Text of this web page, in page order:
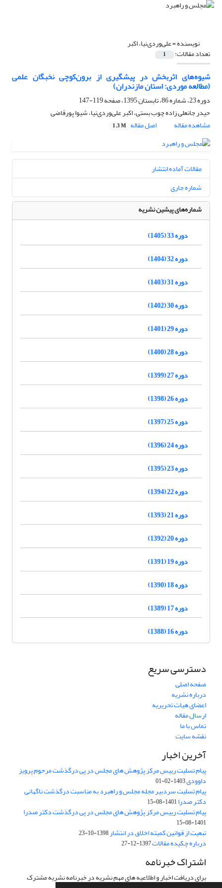
نویسنده =علی‌وردی‌نیا، اکبر
تعداد مقالات: 1
شیوه‌های اثربخش در پیشگیری از برون‌کوچی نخبگان علمی
(مطالعه موردی: استان مازندران)
دوره 23، شماره 86، تابستان 1395، صفحه
119-147
حیدر جانعلی زاده چوب بستی، اکبر علی‌وردی‌نیا، شیوا پورقاضی
مشاهده مقاله
اصل مقاله 1.3 M
مقالات آماده انتشار
شماره جاری
شماره‌های پیشین نشریه
دوره 33 (1405)
دوره 32 (1404)
دوره 31 (1403)
دوره 30 (1402)
دوره 29 (1401)
دوره 28 (1400)
دوره 27 (1399)
دوره 26 (1398)
دوره 25 (1397)
دوره 24 (1396)
دوره 23 (1395)
دوره 22 (1394)
دوره 21 (1393)
دوره 20 (1392)
دوره 19 (1391)
دوره 18 (1390)
دوره 17 (1389)
دوره 16 (1388)
دسترسی سریع
صفحه اصلی
درباره نشریه
اعضای هیات تحریریه
ارسال مقاله
تماس با ما
نقشه سایت
آخرین اخبار
پیام تسلیت رییس مرکز پژوهش های مجلس در پی درگذشت مرحوم پرویز
داوودی1403-02-01
پیام تسلیت سردبیر مجله مجلس و راهبرد به مناسبت درگذشت ناگهانی
دکتر صدرا1401-08-15
پیام تسلیت رییس مرکز پژوهش های مجلس در پی درگذشت دکتر صدرا
1401-08-15
تبعیت از قوانین کمیته اخلاق در انتشار1398-10-23
درباره چکیده مقالات1397-12-27
اشتراک خبرنامه
برای دریافت اخبار و اطلاعیه های مهم نشریه در خبرنامه نشریه مشترک